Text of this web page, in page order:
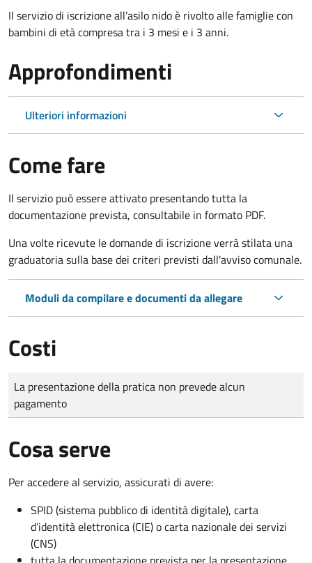
Il servizio di iscrizione all’asilo nido è rivolto alle famiglie con
bambini di età compresa tra i 3 mesi e i 3 anni.
Approfondimenti
Ulteriori informazioni
Come fare
Il servizio può essere attivato presentando tutta la
documentazione prevista, consultabile in formato PDF.
Una volte ricevute le domande di iscrizione verrà stilata una
graduatoria sulla base dei criteri previsti dall'avviso comunale.
Moduli da compilare e documenti da allegare
Costi
Tipo di pagamento
Importo
La presentazione della pratica non prevede alcun
pagamento
Cosa serve
Per accedere al servizio, assicurati di avere:
SPID (sistema pubblico di identità digitale), carta
d’identità elettronica (CIE) o carta nazionale dei servizi
(CNS)